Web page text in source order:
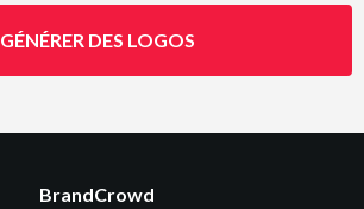
GÉNÉRER DES LOGOS
BrandCrowd